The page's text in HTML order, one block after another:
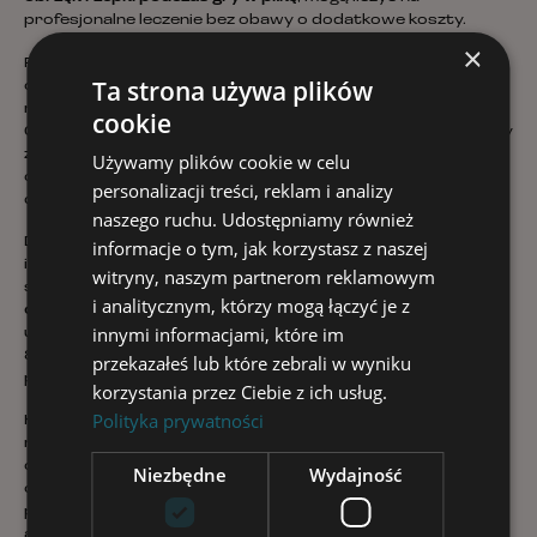
profesjonalne leczenie bez obawy o dodatkowe koszty.
Ponadto, Klinika Silesia wychodzi naprzeciw oczekiwaniom
osób potrzebujących szybkiej konsultacji, oferując
możliwość
darmowych wizyt
z lekarzami specjalistami.
Cenny jest tu również projekt unijny „Na dobre i na złe”, który
zapewnia długoterminową opiekę medyczną seniorom, dzięki
czemu mogą oni czuć się bezpieczni i komfortowo w swoim
domowym środowisku.
Dostępność kliniki potęguje również szeroko rozbudowana
infrastruktura kontaktowa. Pacjenci mogą łatwo
skontaktować się z placówką za pośrednictwem
całodobowej infoliniilub maila, z możliwością szybkiego
umówienia wizyty. Dogodne godziny pracy rejestracji, od
8:00 do 18:00 w dni robocze, umożliwiają elastyczne
planowanie wizyt.
Klinika Silesia to nie tylko centrum medyczne, ale także
miejsce z
czystość wewnątrz budynku i niezmiernie serdeczna
obsługa sprawiają, że pacjenci czują się tu jak w domu. Takie
podejście zwiększa atrakcyjność kliniki jako nowoczesnego,
×
Ta strona używa plików
cookie
Używamy plików cookie w celu
personalizacji treści, reklam i analizy
naszego ruchu. Udostępniamy również
informacje o tym, jak korzystasz z naszej
witryny, naszym partnerom reklamowym
i analitycznym, którzy mogą łączyć je z
innymi informacjami, które im
przekazałeś lub które zebrali w wyniku
korzystania przez Ciebie z ich usług.
Polityka prywatności
Niezbędne Wydajność